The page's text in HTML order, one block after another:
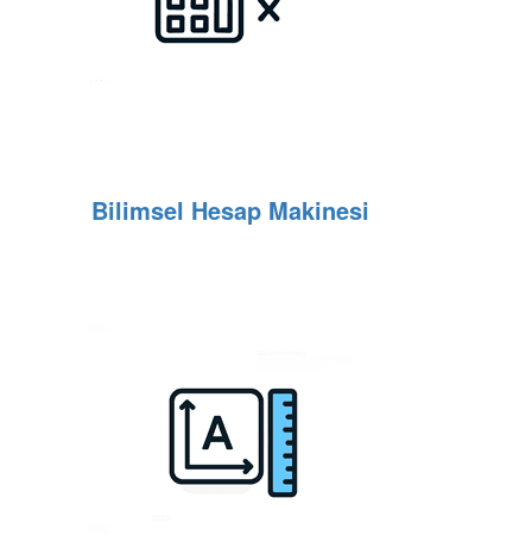
Bilimsel Hesap Makinesi